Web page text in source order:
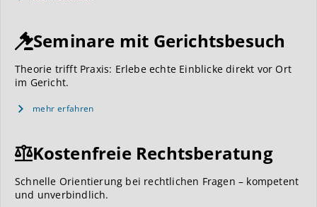
Seminare mit Gerichtsbesuch
Theorie trifft Praxis: Erlebe echte Einblicke direkt vor Ort
im Gericht.
mehr erfahren
Kostenfreie Rechtsberatung
Schnelle Orientierung bei rechtlichen Fragen – kompetent
und unverbindlich.